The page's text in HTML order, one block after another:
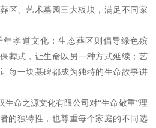
区、艺术墓园三大板块，满足不同家
孝道文化；生态葬区则倡导绿色殡
葬式，让生命以另一种方式延续；艺
每一块墓碑都成为独特的生命故事讲
生命之源文化有限公司对“生命敬重”理
的独特性，也尊重每个家庭的不同选